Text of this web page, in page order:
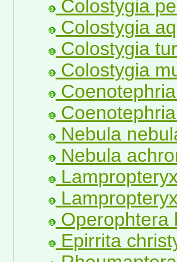
Colostygia
Colostygia
Colostygia
Colostygia
Nebula
Nebula
Operophtera
Epirrita